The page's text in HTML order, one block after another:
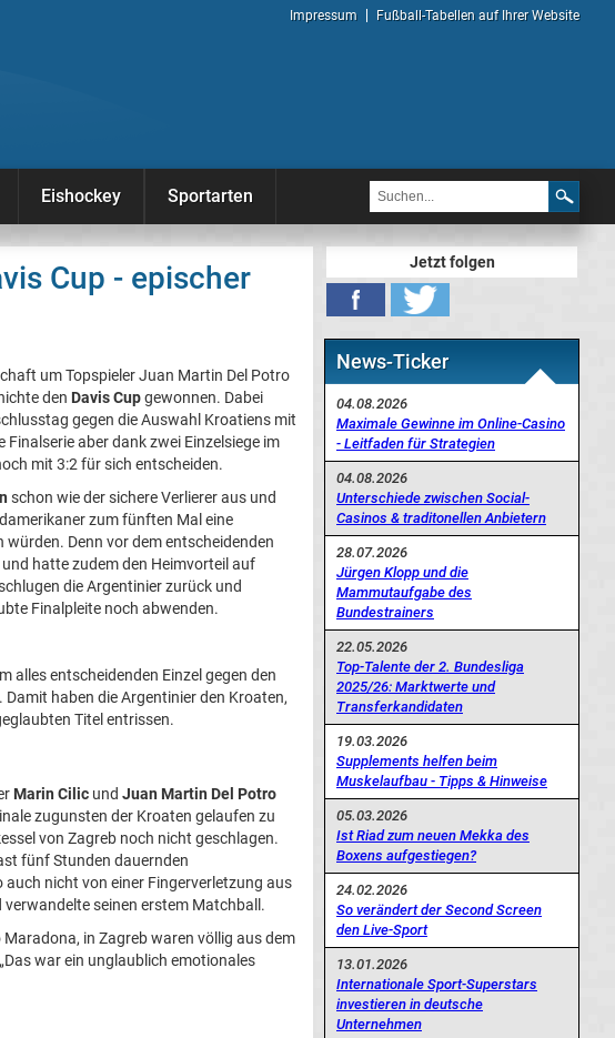
Impressum Fußball-Tabellen auf Ihrer Website
Eishockey Sportarten
Cup - epischer
um Topspieler Juan Martin Del Potro
den Davis Cupgewonnen. Dabei
gegen die Auswahl Kroatiens mit
aber dank zwei Einzelsiege im
mit 3:2 für sich entscheiden.
schon wie der sichere Verlierer aus und
zum fünften Mal eine
würden. Denn vor dem entscheidenden
hatte zudem den Heimvorteil auf
die Argentinier zurück und
Finalpleite noch abwenden.
alles entscheidenden Einzel gegen den
haben die Argentinier den Kroaten,
Titel entrissen.
Marin Cilic und Juan Martin Del Potro
zugunsten der Kroaten gelaufen zu
von Zagreb noch nicht geschlagen.
fünf Stunden dauernden
auch nicht von einer Fingerverletzung aus
seinen erstem Matchball.
in Zagreb waren völlig aus dem
war ein unglaublich emotionales
Jetzt folgen
News-Ticker
04.08.2026
Maximale Gewinne im Online-Casino
- Leitfaden für Strategien
04.08.2026
Unterschiede zwischen Social-
Casinos & traditonellen Anbietern
28.07.2026
Jürgen Klopp und die
Mammutaufgabe des
Bundestrainers
22.05.2026
Top-Talente der 2. Bundesliga
2025/26: Marktwerte und
Transferkandidaten
19.03.2026
Supplements helfen beim
Muskelaufbau - Tipps & Hinweise
05.03.2026
Ist Riad zum neuen Mekka des
Boxens aufgestiegen?
24.02.2026
So verändert der Second Screen
den Live-Sport
13.01.2026
Internationale Sport-Superstars
investieren in deutsche
Unternehmen